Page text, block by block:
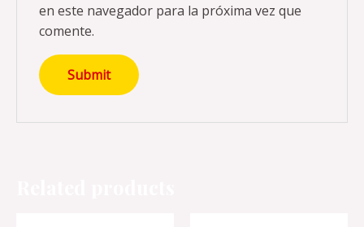
en este navegador para la próxima vez que
comente.